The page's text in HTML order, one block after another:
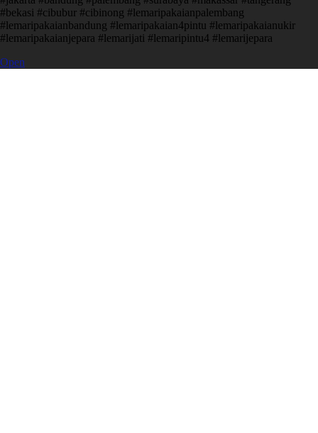
#bekasi #cibubur #cibinong #lemaripakaianpalembang
#lemaripakaianbandung #lemaripakaian4pintu #lemaripakaianukir
#lemaripakaianjepara #lemarijati #lemaripintu4 #lemarijepara
Open